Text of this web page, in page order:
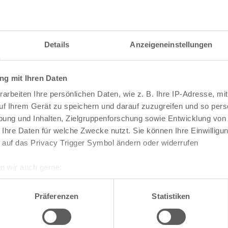
Details Anzeigeneinstellungen
mit Ihren Daten
Ihre persönlichen Daten, wie z. B. Ihre IP-Adresse,
Ihrem Gerät zu speichern und darauf zuzugreifen und so
und Inhalten, Zielgruppenforschung sowie Entwicklung
Daten für welche Zwecke nutzt. Sie können Ihre
das Privacy Trigger Symbol ändern oder widerrufen
geografische Lage erfassen, welche bis auf einige Meter
Scannen nach bestimmten Merkmalen (Fingerprinting)
Ihre persönlichen Daten verarbeitet werden, und legen Sie
Präferenzen Statistiken
Darstellung des RVR-Kartenwerks
mit vielen weiteren Details wie z.B.